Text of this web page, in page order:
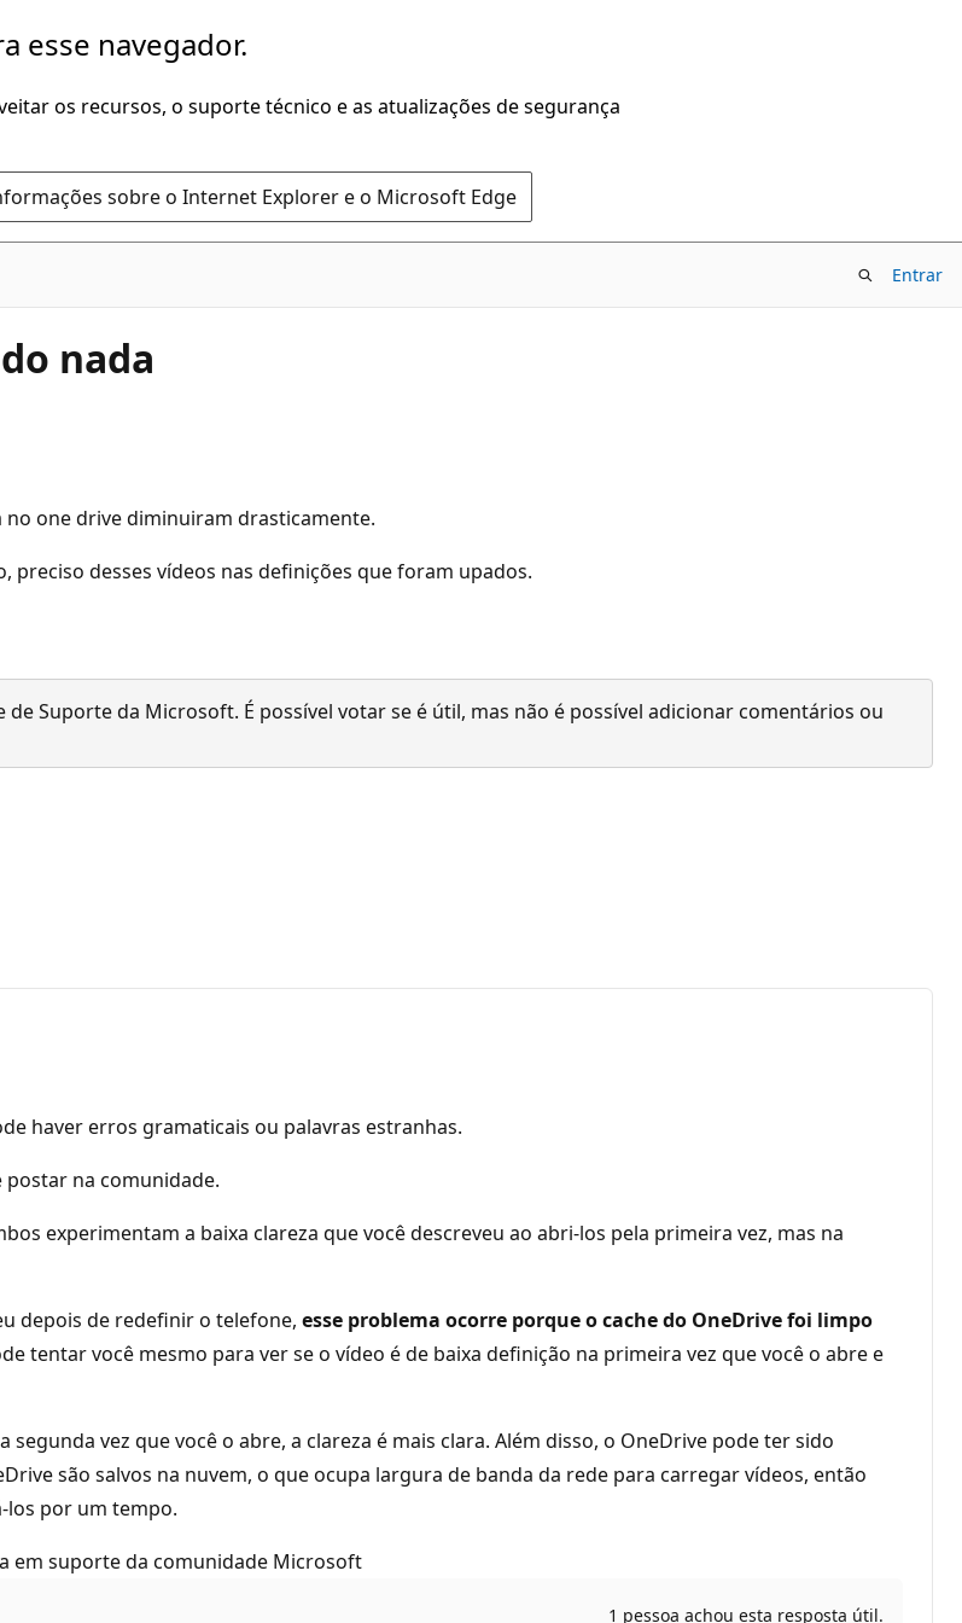
esse navegador.
os recursos, o suporte técnico e as atualizações de segurança
sobre o Internet Explorer e o Microsoft Edge
Entrar
nada
one drive diminuiram drasticamente.
preciso desses vídeos nas definições que foram upados.
Suporte da Microsoft. É possível votar se é útil, mas não é possível adicionar comentários ou
haver erros gramaticais ou palavras estranhas.
na comunidade.
experimentam a baixa clareza que você descreveu ao abri-los pela primeira vez, mas na
depois de redefinir o telefone, esse problema ocorre porque o cache do OneDrive foi limpo
tentar você mesmo para ver se o vídeo é de baixa definição na primeira vez que você o abre e
vez que você o abre, a clareza é mais clara. Além disso, o OneDrive pode ter sido
são salvos na nuvem, o que ocupa largura de banda da rede para carregar vídeos, então
los por um tempo.
em suporte da comunidade Microsoft
1 pessoa achou esta resposta útil.